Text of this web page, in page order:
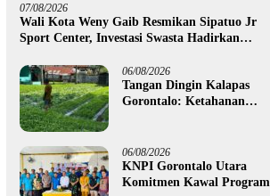
07/08/2026
Wali Kota Weny Gaib Resmikan Sipatuo Jr
Sport Center, Investasi Swasta Hadirkan
06/08/2026
Tangan Dingin Kalapas
Gorontalo: Ketahanan
06/08/2026
KNPI Gorontalo Utara
Komitmen Kawal Program